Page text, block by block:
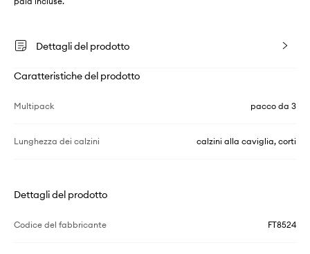
Dettagli del prodotto
Caratteristiche del prodotto
Multipack pacco da 3
Lunghezza dei calzini calzini alla caviglia, corti
Dettagli del prodotto
Codice del fabbricante FT8524